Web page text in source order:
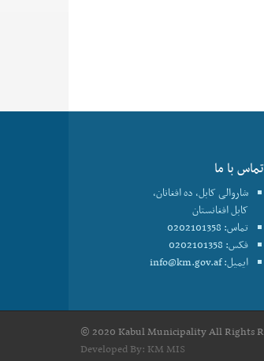
تماس با ما
شاروالی کابل، ده افغانان،
کابل افغانستان
تماس: 0202101358
فکس: 0202101358
ایمیل:info@km.gov.af
© 2020 Kabul Municipality All Rights
Developed By: KM MIS